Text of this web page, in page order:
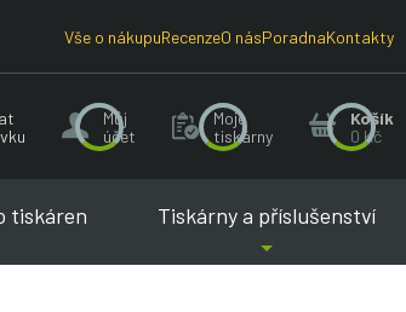
Vše o nákupuRecenzeO násPoradnaKontakty
Můj
účet
Moje
tiskárny
Košík
0 Kč
tiskáren Tiskárny a příslušenství